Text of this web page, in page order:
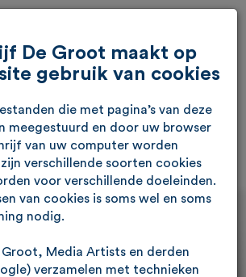
De Groot maakt op
gebruik van cookies
die met pagina’s van deze
meegestuurd en door uw browser
van uw computer worden
verschillende soorten cookies
voor verschillende doeleinden.
van cookies is soms wel en soms
nodig.
Media Artists en derden
verzamelen met technieken